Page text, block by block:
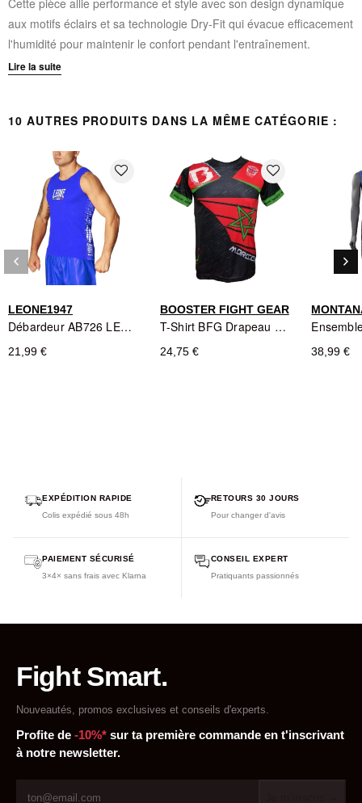
Cette pièce allie performance et style avec son design dynamique
aux motifs éclairs et sa technologie Dry-Fit qui évacue efficacement
l'humidité pour maintenir le confort pendant l'entraînement.
Coupe spécifique jeunes
Tissu Dry-Fit léger- évacue l'humidité et maintient la
Design sublimé intégral
- motifs éclairs vibrants qui ne se
décollent pas et ne se décolorent pas
Matière douce et respirante- idéale pour l'entraînement
intensif ou le port décontracté
Construction durable
- résiste à l'usage quotidien des arts
martiaux
Logo Booster iconique
- marque de qualité reconnue dans
le combat
Lire la suite
10 AUTRES PRODUITS DANS LA MÊME CATÉGORIE :
favorite_border
LEONE1947
Débardeur AB726 LEONE1947 - Bleu
21,99 €
favorite_border
BOOSTER FIGHT GEAR
T-Shirt BFG Drapeau Maroc - Booster Fight Gear
24,75 € 38,99 €
Précédent
keyboard_arrow_left keyboard_arrow_right
EXPÉDITION RAPIDE
Colis expédié sous 48h
RETOURS 30 JOURS
Pour changer d'avis
PAIEMENT SÉCURISÉ
3×4× sans frais avec Klarna
CONSEIL EXPERT
Pratiquants passionnés
Fight Smart.
Nouveautés, promos exclusives et conseils d'experts.
Profite de -10%* sur ta première commande en t'inscrivant
à notre newsletter.